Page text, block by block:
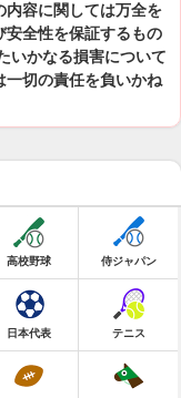
内容に関しては万全を
安全性を保証するもの
いかなる損害について
一切の責任を負いかね
高校野球 侍ジャパン
日本代表 テニス